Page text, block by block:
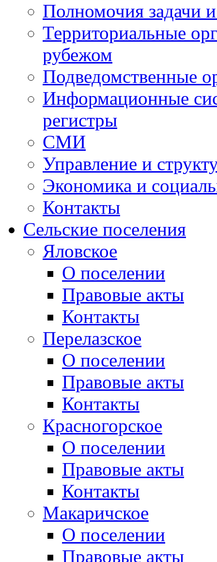
Полномочия задачи
Территориальные
рубежом
Подведомственные
Информационные
регистры
СМИ
Управление и
Экономика и
Контакты
Сельские поселения
Яловское
О поселении
Правовые акты
Контакты
Перелазское
О поселении
Правовые акты
Контакты
Красногорское
О поселении
Правовые акты
Контакты
Макаричское
О поселении
Правовые акты